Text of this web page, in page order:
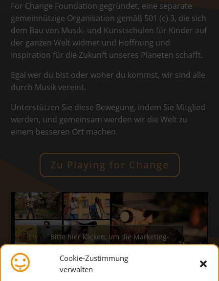
Cookie-Zustimmung
verwalten
For Change Foundation gegründet, eine separate
gemeinnützige Organisation gemäß 501 (c) 3, die sich
dem Bau von Musik- und Kunstschulen für Kinder auf
der ganzen Welt widmet und Hoffnung und
Inspiration für die Zukunft unseres Planeten schafft.
Egal wer du bist oder woher du kommst, wir sind alle
durch Musik vereint.
Unterstützen Sie diese Bewegung, indem Sie Mitglied
werden, und gemeinsam werden wir die Welt zu
einem besseren Ort machen.
Zu Playing for Change
Bitte hier klicken, um die Marketing-
Cookies zu akzeptieren und diesen
inhalt zu aktivieren